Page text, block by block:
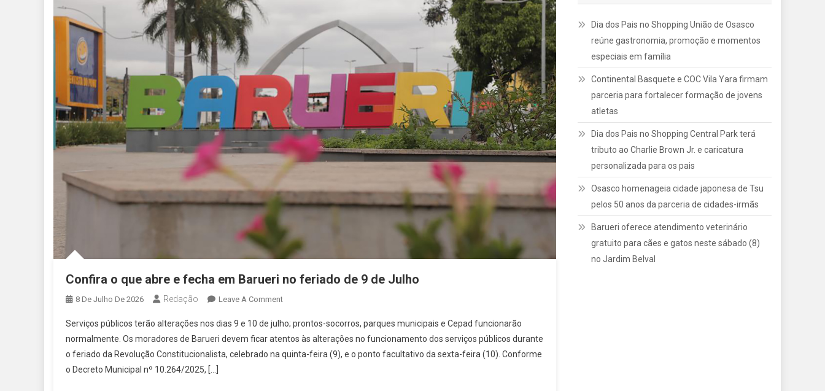
Confira o que abre e fecha em Barueri no feriado de 9 de Julho
8 De Julho De 2026 Redação Leave A CommentOn
O
Que
Abre
Serviços públicos terão alterações nos dias 9 e 10 de julho; prontos-socorros, parques municipais e Cepad funcionarão
normalmente. Os moradores de Barueri devem ficar atentos às alterações no funcionamento dos serviços públicos durante
o feriado da Revolução Constitucionalista, celebrado na quinta-feira (9), e o ponto facultativo da sexta-feira (10). Conforme
o Decreto Municipal nº 10.264/2025, […]
Dia dos Pais no Shopping União de Osasco
reúne gastronomia, promoção e momentos
especiais em família
Continental Basquete e COC Vila Yara firmam
parceria para fortalecer formação de jovens
atletas
Dia dos Pais no Shopping Central Park terá
tributo ao Charlie Brown Jr. e caricatura
personalizada para os pais
Osasco homenageia cidade japonesa de Tsu
pelos 50 anos da parceria de cidades-irmãs
Barueri oferece atendimento veterinário
gratuito para cães e gatos neste sábado (8)
no Jardim Belval